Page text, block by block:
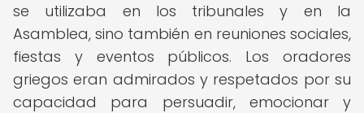
se utilizaba en los tribunales y en la
Asamblea, sino también en reuniones sociales,
fiestas y eventos públicos. Los oradores
griegos eran admirados y respetados por su
capacidad para persuadir, emocionar y